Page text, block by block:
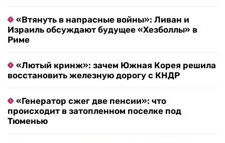
«Втянуть в напрасные войны»: Ливан и
Израиль обсуждают будущее «Хезболлы» в
Риме
«Лютый кринж»: зачем Южная Корея решила
восстановить железную дорогу с КНДР
«Генератор сжег две пенсии»: что
происходит в затопленном поселке под
Тюменью